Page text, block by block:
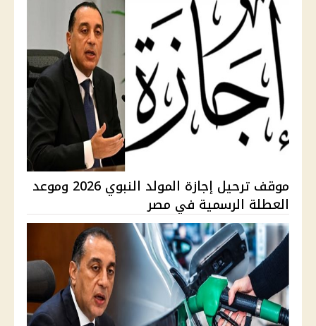
موقف ترحيل إجازة المولد النبوي 2026 وموعد
العطلة الرسمية في مصر